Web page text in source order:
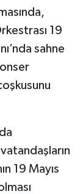
19
sahne
19 Mayıs